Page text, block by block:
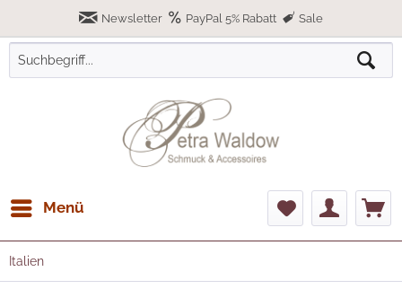
Newsletter PayPal 5% Rabatt Sale
Menü
Italien